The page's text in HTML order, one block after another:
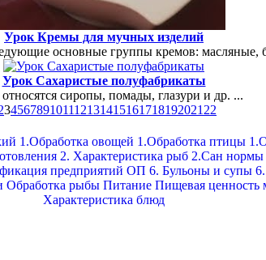
Урок Кремы для мучных изделий
основные группы кремов: масляные,
Урок Сахаристые полуфабрикаты
сиропы, помады, глазури и др. ...
3456789101112131415161718192021 22
1.Обработка овощей 1.Обработка птицы
2. Характеристика рыб 2.Сан нормы
предприятий ОП 6. Бульоны и супы
Обработка рыбы Питание Пищевая ценность
Характеристика блюд